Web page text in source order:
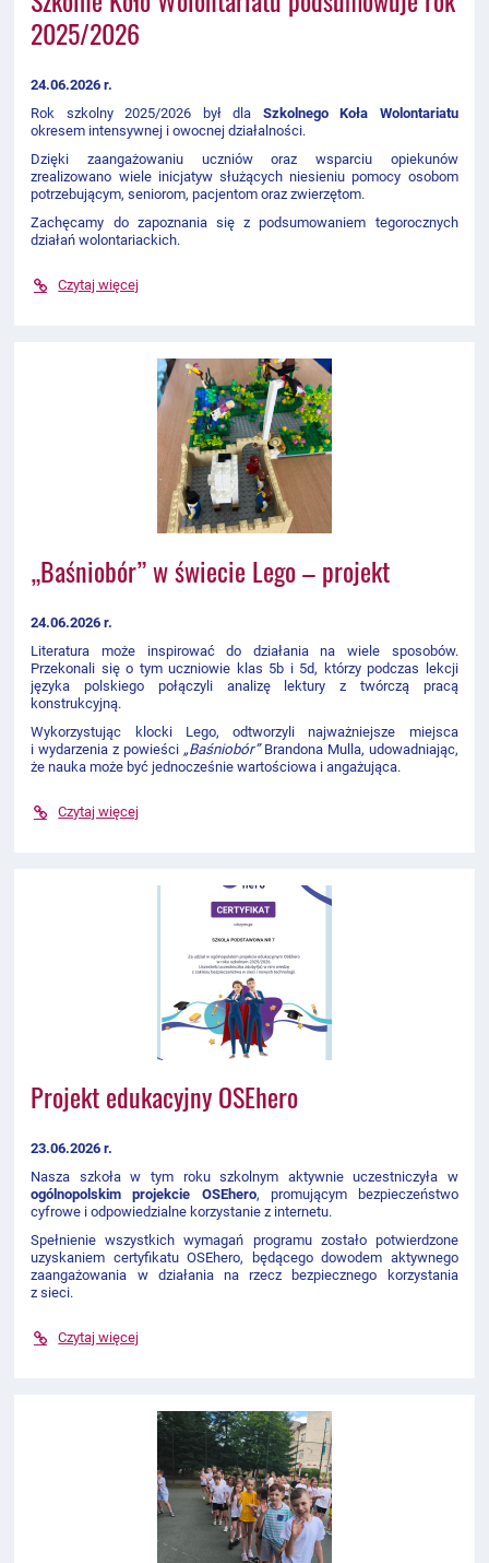
2025/2026
24.06.2026 r.
Rok szkolny 2025/2026 był dla Szkolnego Koła Wolontariatu
okresem intensywnej i owocnej działalności.
Dzięki zaangażowaniu uczniów oraz wsparciu opiekunów
zrealizowano wiele inicjatyw służących niesieniu pomocy osobom
potrzebującym, seniorom, pacjentom oraz zwierzętom.
Zachęcamy do zapoznania się z podsumowaniem tegorocznych
działań wolontariackich.
Czytaj więcej
„Baśniobór” w świecie Lego – projekt
24.06.2026 r.
Literatura może inspirować do działania na wiele sposobów.
Przekonali się o tym uczniowie klas 5b i 5d, którzy podczas lekcji
języka polskiego połączyli analizę lektury z twórczą pracą
konstrukcyjną.
Wykorzystując klocki Lego, odtworzyli najważniejsze miejsca
i wydarzenia z powieści „Baśniobór”Brandona Mulla, udowadniając,
że nauka może być jednocześnie wartościowa i angażująca.
Czytaj więcej
Projekt edukacyjny OSEhero
23.06.2026 r.
Nasza szkoła w tym roku szkolnym aktywnie uczestniczyła w
ogólnopolskim projekcie OSEhero, promującym bezpieczeństwo
cyfrowe i odpowiedzialne korzystanie z internetu.
Spełnienie wszystkich wymagań programu zostało potwierdzone
uzyskaniem certyfikatu OSEhero, będącego dowodem aktywnego
zaangażowania w działania na rzecz bezpiecznego korzystania
z sieci.
Czytaj więcej